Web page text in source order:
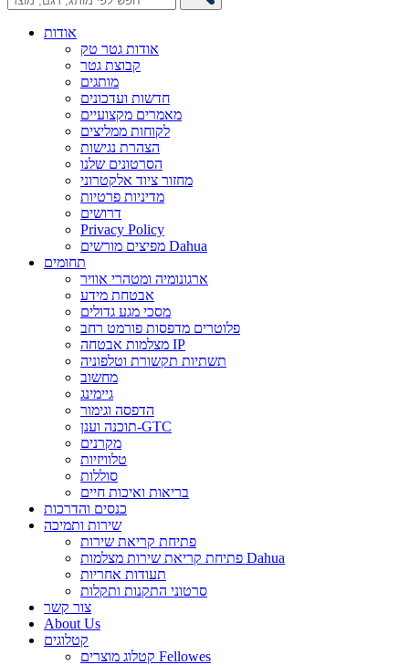
אודות
אודות גטר טק
קבוצת גטר
מותגים
חדשות ועדכונים
מאמרים מקצועיים
לקוחות ממליצים
הצהרת נגישות
הסרטונים שלנו
מחזור ציוד אלקטרוני
מדיניות פרטיות
דרושים
Privacy Policy
מפיצים מורשים Dahua
תחומים
ארגונומיה ומטהרי אוויר
אבטחת מידע
מסכי מגע גדולים
פלוטרים מדפסות פורמט רחב
מצלמות אבטחה IP
תשתיות תקשורת וטלפוניה
מחשוב
גיימינג
הדפסה וגימור
תוכנה וענן-GTC
מקרנים
טלוויזיות
סוללות
בריאות ואיכות חיים
כנסים והדרכות
שירות ותמיכה
פתיחת קריאת שירות
פתיחת קריאת שירות מצלמות Dahua
תעודות אחריות
סרטוני התקנות ותקלות
צור קשר
About Us
קטלוגים
קטלוג מוצרים Fellowes